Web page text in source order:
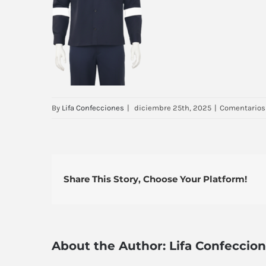
By Lifa Confecciones | diciembre 25th, 2025 |
Share This Story, Choose Your Platform!
About the Author: Lifa